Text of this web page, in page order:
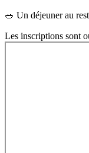
🥗 Un déjeuner au
Les inscriptions sont